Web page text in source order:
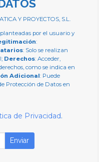
Y PROYECTOS, S.L.
por el usuario y
:
: Solo se realizan
Derechos: Acceder,
como se indica en
Adicional: Puede
Protección de Datos en
de Privacidad.
Enviar